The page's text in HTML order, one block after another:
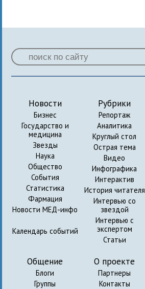
Новости
Бизнес
Государство и
медицина
Звезды
Наука
Общество
События
Статистика
Фармация
Новости МЕД-инфо
Календарь событий
Рубрики
Репортаж
Аналитика
Круглый стол
Острая тема
Видео
Инфографика
Интерактив
История читателя
Интервью со
звездой
Интервью с
экспертом
Статьи
Общение
Блоги
Группы
О проекте
Партнеры
Контакты